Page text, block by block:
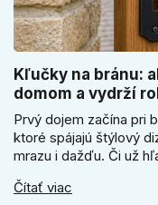
Kľučky na bránu:
domom a vydrží
Prvý dojem začína pri
ktoré spájajú štýlový
mrazu i dažďu. Či už
vydrží roky.
Čítať viac